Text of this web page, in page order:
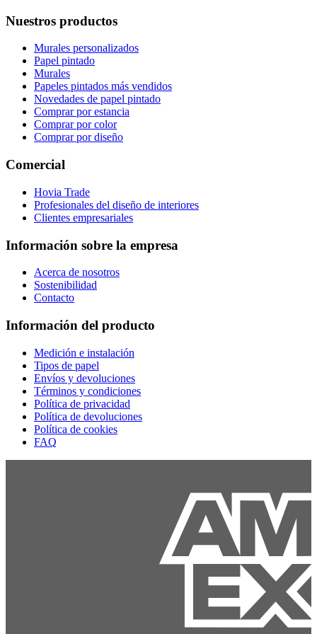
Nuestros productos
Murales personalizados
Papel pintado
Murales
Papeles pintados más vendidos
Novedades de papel pintado
Comprar por estancia
Comprar por color
Comprar por diseño
Comercial
Hovia Trade
Profesionales del diseño de interiores
Clientes empresariales
Información sobre la empresa
Acerca de nosotros
Sostenibilidad
Contacto
Información del producto
Medición e instalación
Tipos de papel
Envíos y devoluciones
Términos y condiciones
Política de privacidad
Política de devoluciones
Política de cookies
FAQ